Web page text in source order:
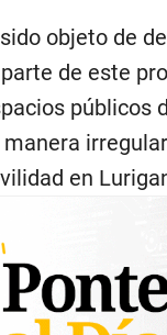
objeto de
de este
públicos
en